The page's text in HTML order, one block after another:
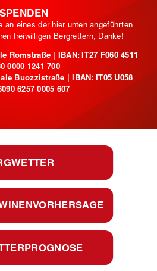
SPENDEN
an eines der hier unten angeführten
freiwilligen Bergrettern, Danke!
Romstraße | IBAN: IT27 F060 4511
0000 1241 700
Buozzistraße | IBAN: IT05 U058
6257 0005 607